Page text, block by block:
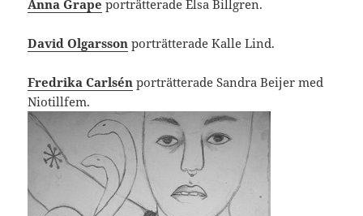
Anna Grape porträtterade Elsa Billgren.
David Olgarsson porträtterade Kalle Lind.
Fredrika Carlsén porträtterade Sandra Beijer med
Niotillfem.